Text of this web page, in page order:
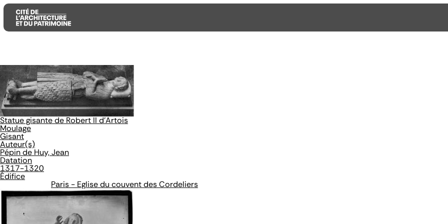
Aller
au
contenu
principal
Aller
au
menu
principal
Aller
la
recherche
Statue gisante de Robert II d'Artois
Moulage
Gisant
Auteur(s)
Pépin de Huy, Jean
Datation
1317-1320
Édifice
Paris - Eglise du couvent des Cordeliers